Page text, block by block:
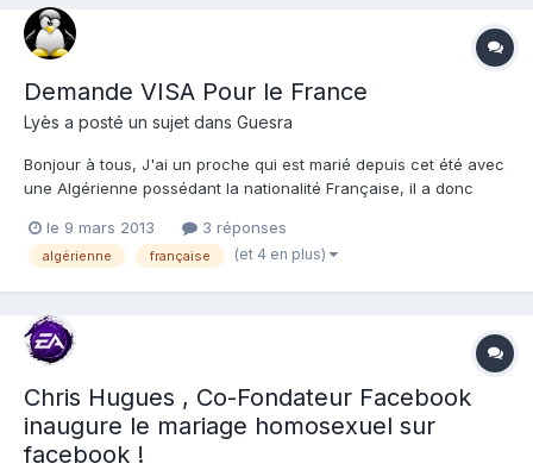
Demande VISA Pour le France
Lyès a posté un sujet dans Guesra
Bonjour à tous, J'ai un proche qui est marié depuis cet été avec
une Algérienne possédant la nationalité Française, il a donc
fois ayant des problème de santé et sa nationalité Française
non encore acquise, est il possible de fai...
le 9 mars 2013 3 réponses
algérienne française (et 4 en plus)
Chris Hugues , Co-Fondateur Facebook
inaugure le mariage homosexuel sur
facebook !